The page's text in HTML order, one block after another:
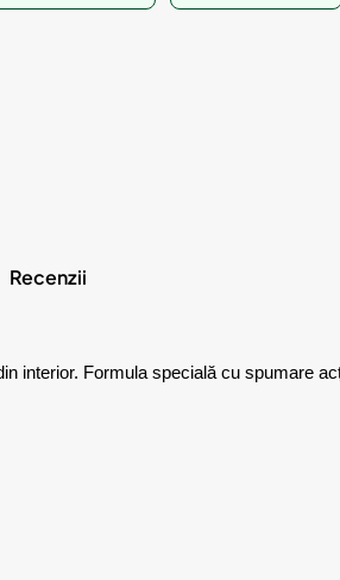
Recenzii
interior. Formula specială cu spumare